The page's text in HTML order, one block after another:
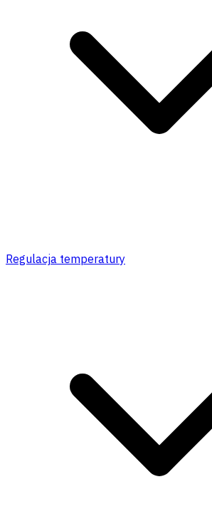
Regulacja temperatury